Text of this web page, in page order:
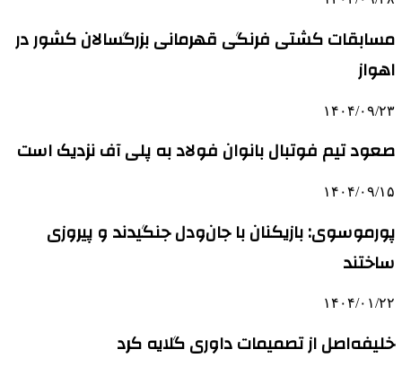
مسابقات کشتی فرنگی قهرمانی بزرگسالان کشور در
اهواز
۱۴۰۴/۰۹/۲۳
صعود تیم فوتبال بانوان فولاد به پلی آف نزدیک است
۱۴۰۴/۰۹/۱۵
پورموسوی: بازیکنان با جان‌ودل جنگیدند و پیروزی
ساختند
۱۴۰۴/۰۱/۲۲
خلیفه‌اصل از تصمیمات داوری گلایه کرد